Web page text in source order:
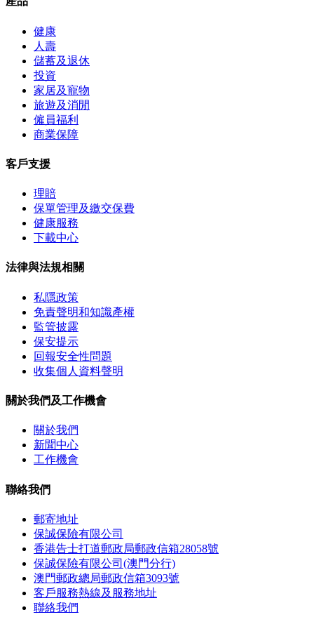
健康
人壽
儲蓄及退休
投資
家居及寵物
旅遊及消閒
僱員福利
商業保障
客戶支援
理賠
保單管理及繳交保費
健康服務
下載中心
法律與法規相關
私隱政策
免責聲明和知識產權
監管披露
保安提示
回報安全性問題
收集個人資料聲明
關於我們及工作機會
關於我們
新聞中心
工作機會
聯絡我們
郵寄地址
保誠保險有限公司
香港告士打道郵政局郵政信箱28058號
保誠保險有限公司(澳門分行)
澳門郵政總局郵政信箱3093號
客戶服務熱線及服務地址
聯絡我們